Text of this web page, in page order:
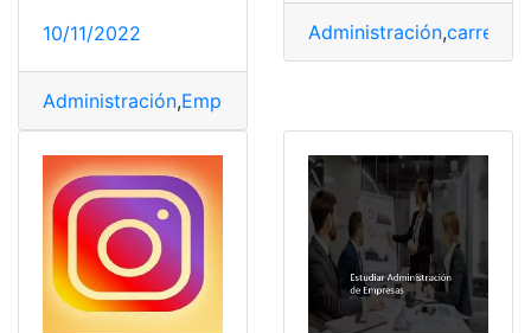
10/11/2022
Administración,Empresas
Administración,carreras